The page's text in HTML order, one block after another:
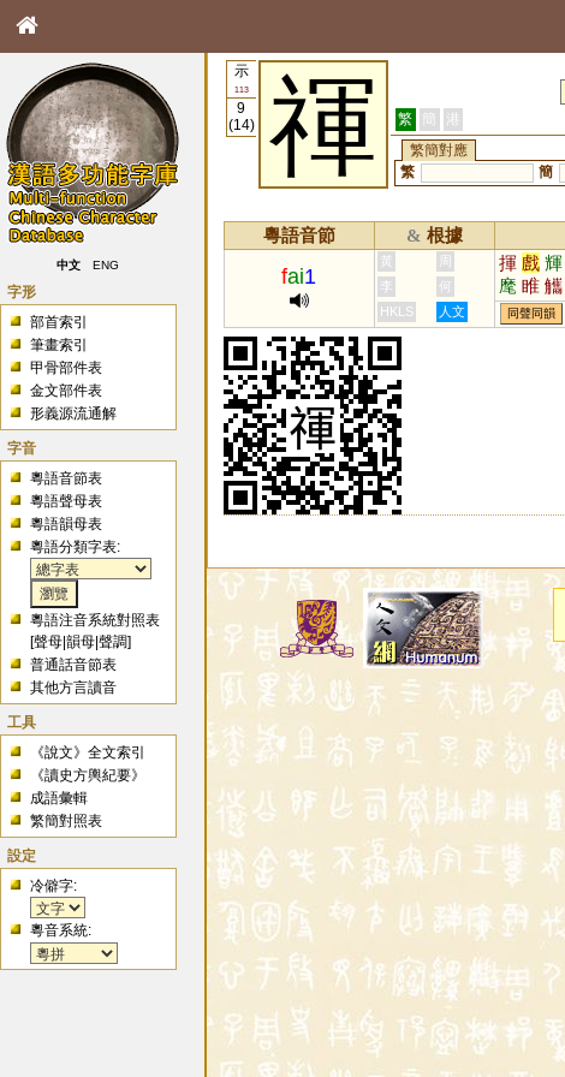
中文 ENG
字形
部首索引
筆畫索引
甲骨部件表
金文部件表
形義源流通解
字音
粵語音節表
粵語聲母表
粵語韻母表
粵語分類字表:
粵語注音系統對照表
[聲母 |韻母 |聲調]
普通話音節表
其他方言讀音
工具
《說文》全文索引
《讀史方輿紀要》
成語彙輯
繁簡對照表
設定
冷僻字:
粵音系統:
示
113
9
(14)
禈 繁 簡 港
繁簡對應
繁
簡
粵語音節 & 根據
fai1
黃 周 揮 戲 輝
麾 睢 觿
蘳 楎 鰴
李
何
HKLS
人文 同聲同韻